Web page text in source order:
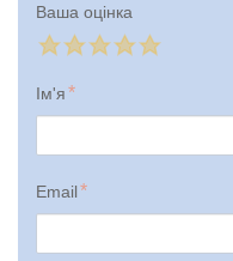
Ваша оцінка
Ім'я
Email